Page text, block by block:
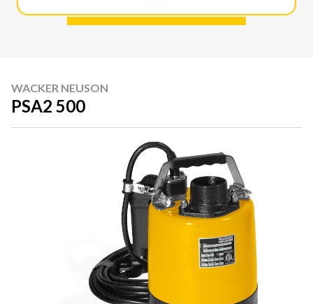
WACKER NEUSON
PSA2 500